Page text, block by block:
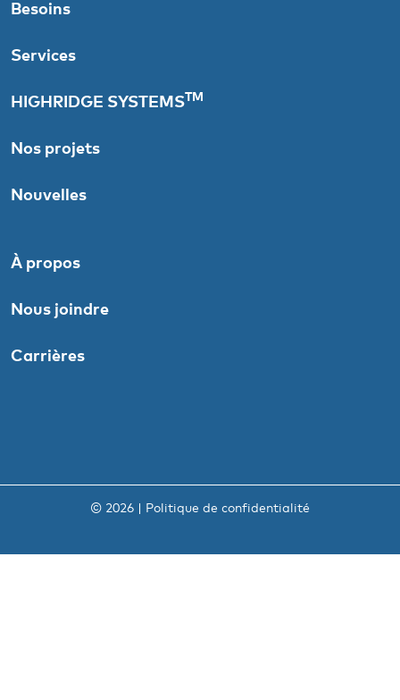
Besoins
Services
HIGHRIDGE SYSTEMSTM
Nos projets
Nouvelles
À propos
Nous joindre
Carrières
© 2026 | Politique de confidentialité